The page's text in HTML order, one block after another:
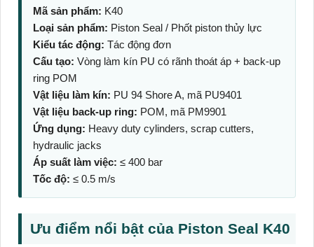
Mã sản phẩm: K40
Loại sản phẩm: Piston Seal / Phốt piston thủy lực
Kiểu tác động: Tác động đơn
Cấu tạo: Vòng làm kín PU có rãnh thoát áp + back-up
ring POM
Vật liệu làm kín: PU 94 Shore A, mã PU9401
Vật liệu back-up ring: POM, mã PM9901
Ứng dụng: Heavy duty cylinders, scrap cutters,
hydraulic jacks
Áp suất làm việc: ≤ 400 bar
Tốc độ: ≤ 0.5 m/s
Ưu điểm nổi bật của Piston Seal K40